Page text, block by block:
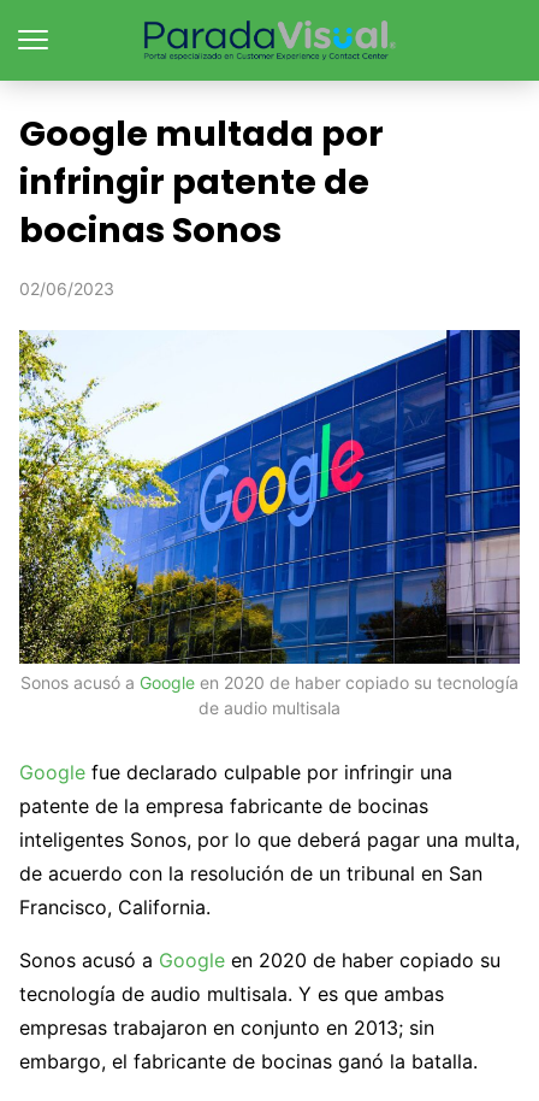
Google multada por
infringir patente de
bocinas Sonos
02/06/2023
Sonos acusó a Google en 2020 de haber copiado su tecnología
de audio multisala
Google fue declarado culpable por infringir una
patente de la empresa fabricante de bocinas
inteligentes Sonos, por lo que deberá pagar una multa,
de acuerdo con la resolución de un tribunal en San
Francisco, California.
Sonos acusó a Google en 2020 de haber copiado su
tecnología de audio multisala. Y es que ambas
empresas trabajaron en conjunto en 2013; sin
embargo, el fabricante de bocinas ganó la batalla.